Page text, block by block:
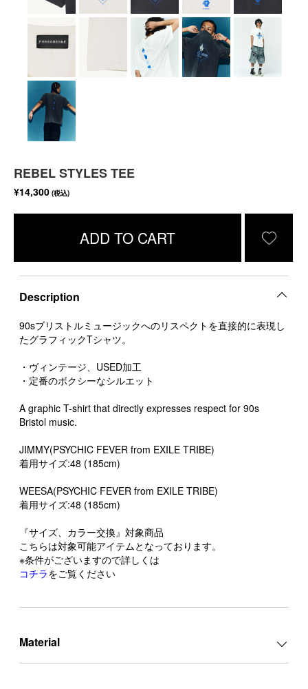
REBEL STYLES TEE
¥14,300 (税込)
ADD TO CART
Description
90sブリストルミュージックへのリスペクトを直接的に表現し
たグラフィックTシャツ。
・ヴィンテージ、USED加工
・定番のボクシーなシルエット
A graphic T-shirt that directly expresses respect for 90s
Bristol music.
JIMMY(PSYCHIC FEVER from EXILE TRIBE)
着用サイズ:48 (185cm)
WEESA(PSYCHIC FEVER from EXILE TRIBE)
着用サイズ:48 (185cm)
『サイズ、カラー交換』対象商品
こちらは対象可能アイテムとなっております。
※条件がございますので詳しくは
コチラをご覧ください
Material